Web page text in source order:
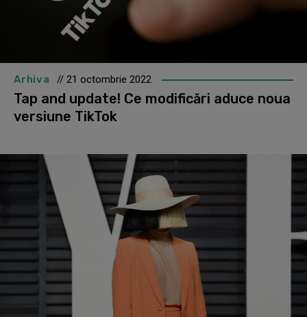
Arhiva // 21 octombrie 2022
Tap and update! Ce modificări aduce noua
versiune TikTok